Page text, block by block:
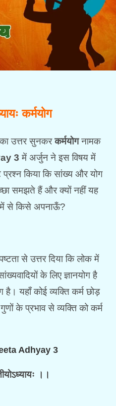
कर्मयोग
का उत्तर सुनकरकर्मयोगनामक
3 में अर्जुन ने इस विषय में
किया कि सांख्य और योग
समझते हैं और क्यों नहीं यह
में से किसे अपनाऊँ?
से उत्तर दिया कि लोक में
के लिए ज्ञानयोग है
है। यहाँ कोई व्यक्ति कर्म छोड़
के प्रभाव से व्यक्ति को कर्म
Adhyay 3
।।